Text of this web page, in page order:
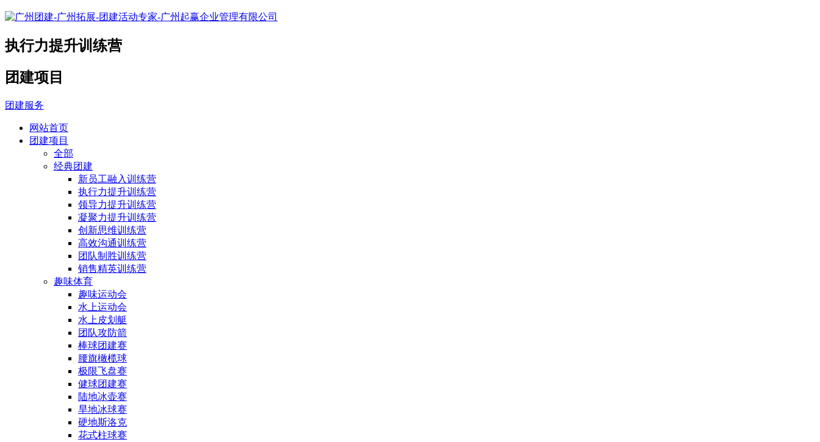
执行力提升训练营
团建项目
团建服务
网站首页
团建项目
全部
经典团建
新员工融入训练营
执行力提升训练营
领导力提升训练营
凝聚力提升训练营
创新思维训练营
高效沟通训练营
团队制胜训练营
销售精英训练营
趣味体育
趣味运动会
水上运动会
水上皮划艇
团队攻防箭
棒球团建赛
腰旗橄榄球
极限飞盘赛
健球团建赛
陆地冰壶赛
旱地冰球赛
硬地斯洛克
花式柱球赛